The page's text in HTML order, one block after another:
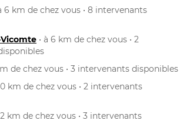
6 km de chez vous • 8 intervenants
• à 6 km de chez vous • 2
de chez vous • 3 intervenants disponibles
km de chez vous • 2 intervenants
km de chez vous • 3 intervenants